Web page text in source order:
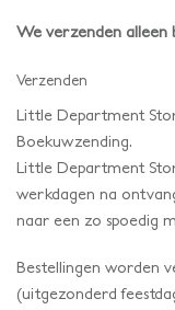
We verzenden alleen
Verzenden
Little Department
Boekuwzending.
Little Department
werkdagen na
naar een zo spoedig
Bestellingen worden
(uitgezonderd